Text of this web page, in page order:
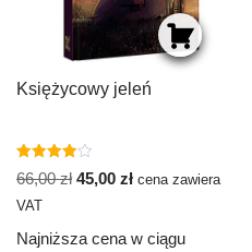
Księżycowy jeleń
Oceniono
4.00
na 5
66,00zł 45,00 zł cena zawiera
VAT
Najniższa cena w ciągu